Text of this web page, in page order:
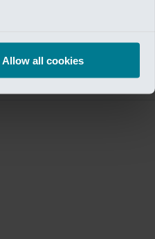
Allow all cookies
Research